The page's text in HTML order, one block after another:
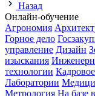
Назад
Онлайн-обучение
Агрономия
Горное дело
управление Дизайн
изыскания
технологии
Лаборатории
Метрология На базе